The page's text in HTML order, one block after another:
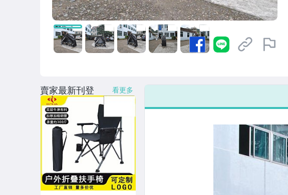
居家、家具與園藝
玩具、模型與公仔
男性精品與服飾
偶像、球員卡與郵幣
手錶與飾品配件
女包精品與女鞋
家電與影音視聽
賣家最新刊登 看更多